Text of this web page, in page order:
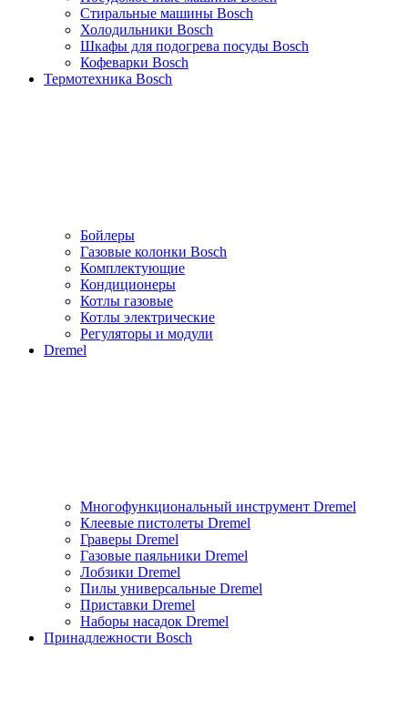
Стиральные машины Bosch
Холодильники Bosch
Шкафы для подогрева посуды Bosch
Кофеварки Bosch
Термотехника Bosch
Бойлеры
Газовые колонки Bosch
Комплектующие
Кондиционеры
Котлы газовые
Котлы электрические
Регуляторы и модули
Dremel
Многофункциональный инструмент Dremel
Клеевые пистолеты Dremel
Граверы Dremel
Газовые паяльники Dremel
Лобзики Dremel
Пилы универсальные Dremel
Приставки Dremel
Наборы насадок Dremel
Принадлежности Bosch